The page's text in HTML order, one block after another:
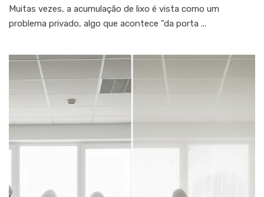
Muitas vezes, a acumulação de lixo é vista como um
problema privado, algo que acontece "da porta ...